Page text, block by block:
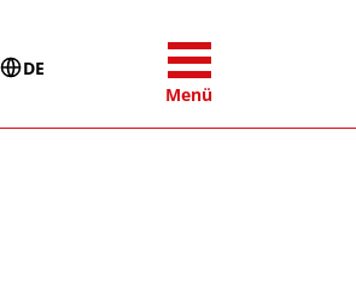
DE
Menü